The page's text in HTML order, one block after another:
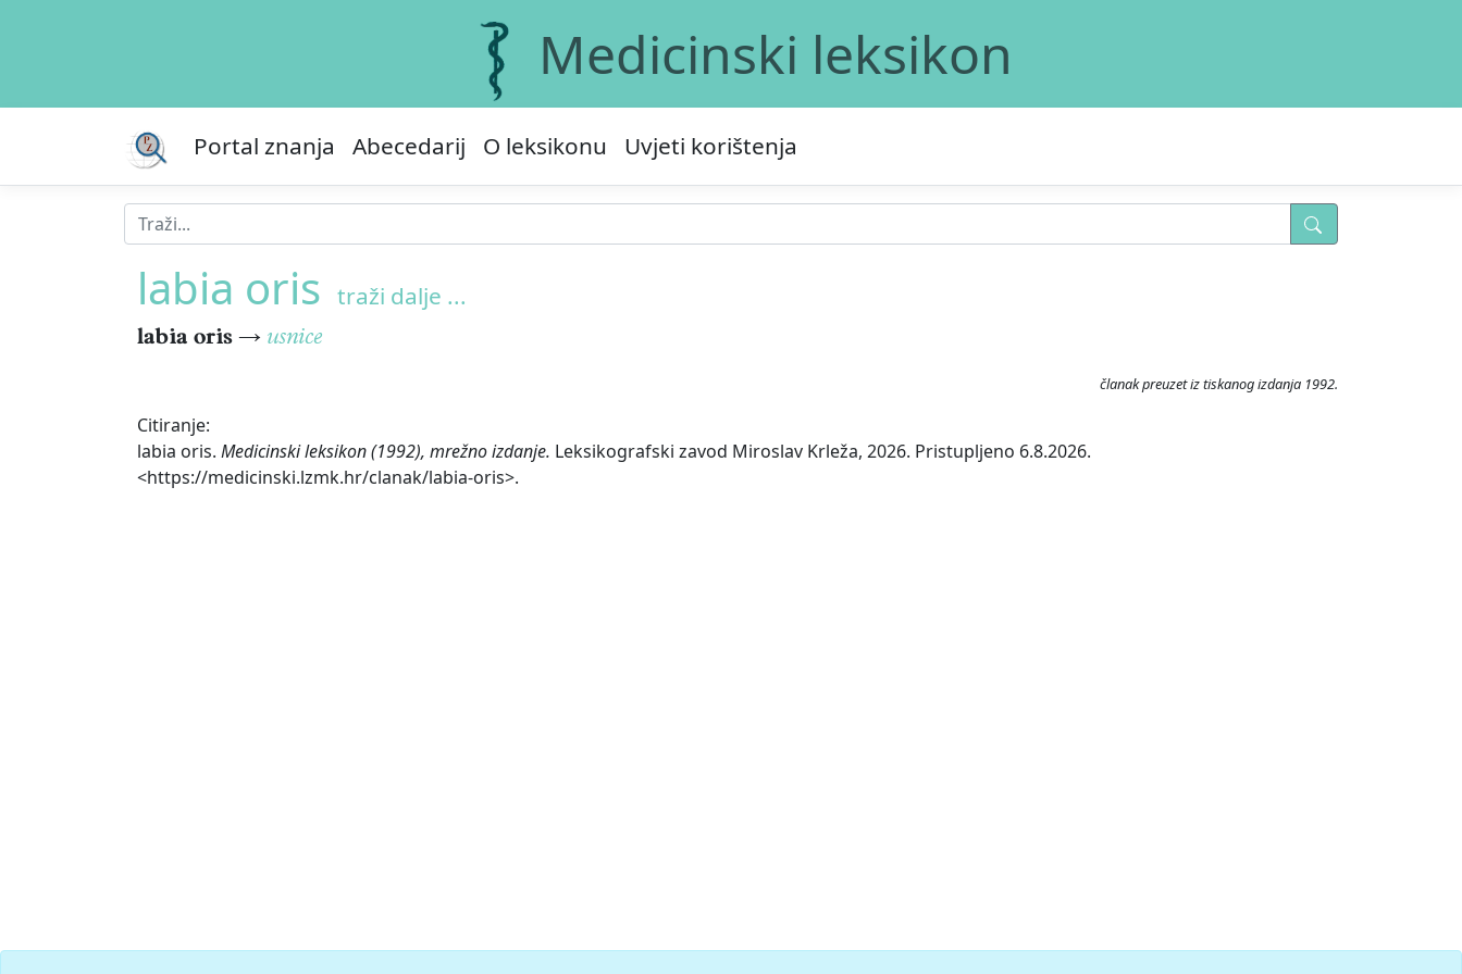
Medicinski leksikon
Portal znanja Abecedarij O leksikonu Uvjeti korištenja
labia oris traži dalje ...
labia oris → usnice
članak preuzet iz tiskanog izdanja 1992.
Citiranje:
labia oris. Medicinski leksikon (1992), mrežno izdanje. Leksikografski zavod Miroslav Krleža, 2026. Pristupljeno 6.8.2026.
<https://medicinski.lzmk.hr/clanak/labia-oris>.